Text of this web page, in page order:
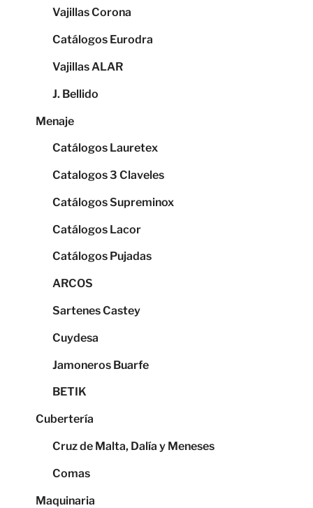
Vajillas Corona
Catálogos Eurodra
Vajillas ALAR
J. Bellido
Menaje
Catálogos Lauretex
Catalogos 3 Claveles
Catálogos Supreminox
Catálogos Lacor
Catálogos Pujadas
ARCOS
Sartenes Castey
Cuydesa
Jamoneros Buarfe
BETIK
Cubertería
Cruz de Malta, Dalía y Meneses
Comas
Maquinaria